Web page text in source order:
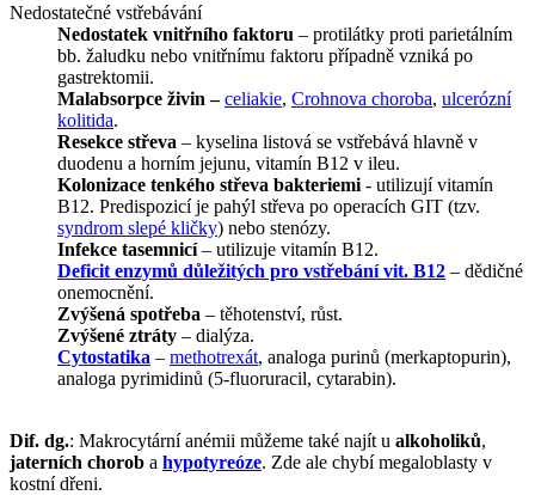
Nedostatečné vstřebávání
Nedostatek vnitřního faktoru – protilátky proti parietálním
bb. žaludku nebo vnitřnímu faktoru případně vzniká po
gastrektomii.
Malabsorpce živin –celiakie, Crohnova choroba, ulcerózní
kolitida.
Resekce střeva – kyselina listová se vstřebává hlavně v
duodenu a horním jejunu, vitamín B12 v ileu.
Kolonizace tenkého střeva bakteriemi - utilizují vitamín
B12. Predispozicí je pahýl střeva po operacích GIT (tzv.
syndrom slepé kličky) nebo stenózy.
Infekce tasemnicí– utilizuje vitamín B12.
Deficit enzymů důležitých pro vstřebání vit. B12 – dědičné
onemocnění.
Zvýšená spotřeba – těhotenství, růst.
Zvýšené ztráty – dialýza.
Cytostatika – methotrexát, analoga purinů (merkaptopurin),
analoga pyrimidinů (5-fluoruracil, cytarabin).
Dif. dg.: Makrocytární anémii můžeme také najít u alkoholiků,
jaterních chorob a hypotyreóze. Zde ale chybí megaloblasty v
kostní dřeni.